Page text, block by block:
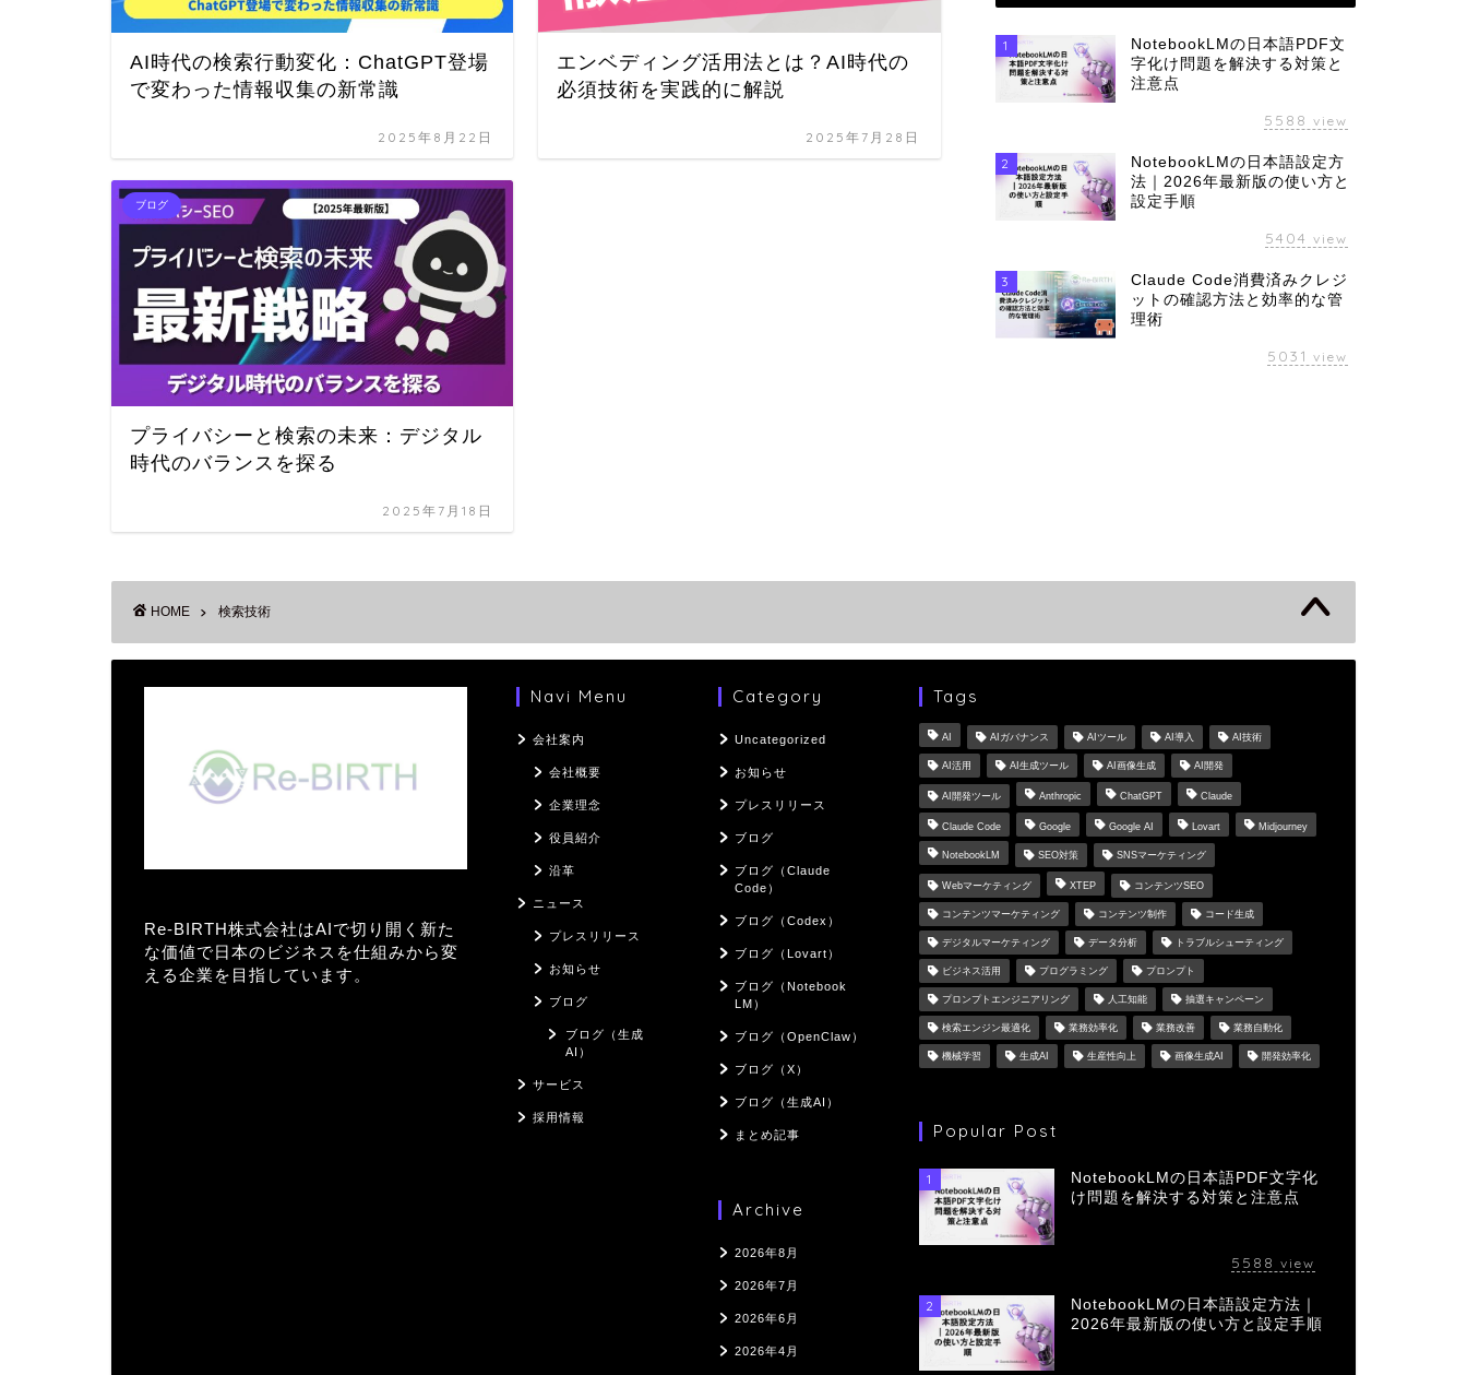
AI時代の検索行動変化：ChatGPT登場
で変わった情報収集の新常識
2025年8月22日
エンベディング活用法とは？AI時代の
必須技術を実践的に解説
2025年7月28日
ブログ
プライバシーと検索の未来：デジタル
時代のバランスを探る
2025年7月18日
1
NotebookLMの日本語PDF文
字化け問題を解決する対策と
注意点
5588 view
2
NotebookLMの日本語設定方
法｜2026年最新版の使い方と
設定手順
5404 view
3
Claude Code消費済みクレジ
ットの確認方法と効率的な管
理術
5031 view
HOME 検索技術
Re-BIRTH株式会社はAIで切り開く新た
な価値で日本のビジネスを仕組みから変
える企業を目指しています。
Navi Menu
会社案内
会社概要
企業理念
役員紹介
沿革
ニュース
プレスリリース
お知らせ
ブログ
ブログ（生成
AI）
サービス
採用情報
Category
Uncategorized
お知らせ
プレスリリース
ブログ
ブログ（Claude
Code）
ブログ（Codex）
ブログ（Lovart）
ブログ（Notebook
LM）
ブログ（OpenClaw）
ブログ（X）
ブログ（生成AI）
まとめ記事
Archive
2026年8月
2026年7月
2026年6月
2026年4月
Tags
AI AIガバナンス AIツール AI導入 AI技術
AI活用 AI生成ツール AI画像生成 AI開発
AI開発ツール Anthropic ChatGPT Claude
Claude Code Google Google AI Lovart Midjourney
NotebookLM SEO対策 SNSマーケティング
Webマーケティング XTEP コンテンツSEO
コンテンツマーケティング コンテンツ制作 コード生成
デジタルマーケティング データ分析 トラブルシューティング
ビジネス活用 プログラミング プロンプト
プロンプトエンジニアリング 人工知能 抽選キャンペーン
検索エンジン最適化 業務効率化 業務改善 業務自動化
機械学習 生成AI 生産性向上 画像生成AI 開発効率化
Popular Post
1
NotebookLMの日本語PDF文字化
け問題を解決する対策と注意点
5588 view
2
NotebookLMの日本語設定方法｜
2026年最新版の使い方と設定手順